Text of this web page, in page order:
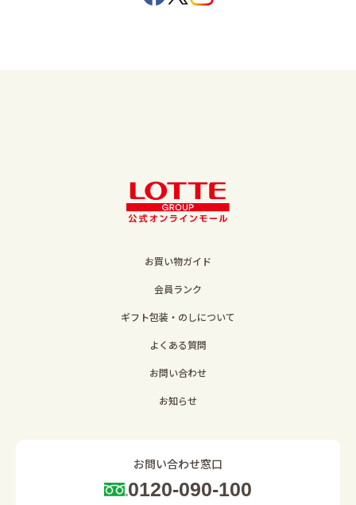
お買い物ガイド
会員ランク
ギフト包装・のしについて
よくある質問
お問い合わせ
お知らせ
お問い合わせ窓口
0120-090-100